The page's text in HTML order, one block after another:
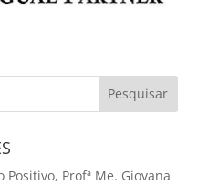
Positivo, Profª Me. Giovana